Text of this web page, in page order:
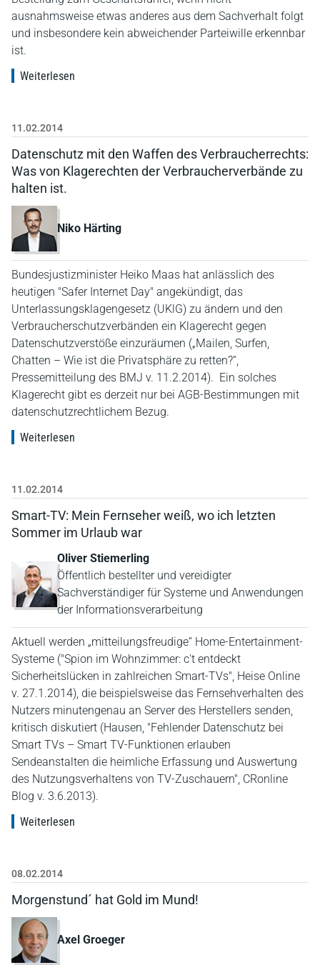
ausnahmsweise etwas anderes aus dem Sachverhalt folgt
und insbesondere kein abweichender Parteiwille erkennbar
ist.
Weiterlesen
11.02.2014
Datenschutz mit den Waffen des Verbraucherrechts:
Was von Klagerechten der Verbraucherverbände zu
halten ist.
Niko Härting
Bundesjustizminister Heiko Maas hat anlässlich des
heutigen "Safer Internet Day" angekündigt, das
Unterlassungsklagengesetz (UKlG) zu ändern und den
Verbraucherschutzverbänden ein Klagerecht gegen
Datenschutzverstöße einzuräumen („Mailen, Surfen,
Chatten – Wie ist die Privatsphäre zu retten?“,
Pressemitteilung des BMJ v. 11.2.2014). Ein solches
Klagerecht gibt es derzeit nur bei AGB-Bestimmungen mit
datenschutzrechtlichem Bezug.
Weiterlesen
11.02.2014
Smart-TV: Mein Fernseher weiß, wo ich letzten
Sommer im Urlaub war
Oliver Stiemerling
Öffentlich bestellter und vereidigter
Sachverständiger für Systeme und Anwendungen
der Informationsverarbeitung
Aktuell werden „mitteilungsfreudige“ Home-Entertainment-
Systeme ("Spion im Wohnzimmer: c't entdeckt
Sicherheitslücken in zahlreichen Smart-TVs", Heise Online
v. 27.1.2014), die beispielsweise das Fernsehverhalten des
Nutzers minutengenau an Server des Herstellers senden,
kritisch diskutiert (Hausen, "Fehlender Datenschutz bei
Smart TVs – Smart TV-Funktionen erlauben
Sendeanstalten die heimliche Erfassung und Auswertung
des Nutzungsverhaltens von TV-Zuschauern", CRonline
Blog v. 3.6.2013).
Weiterlesen
08.02.2014
Morgenstund´ hat Gold im Mund!
Axel Groeger